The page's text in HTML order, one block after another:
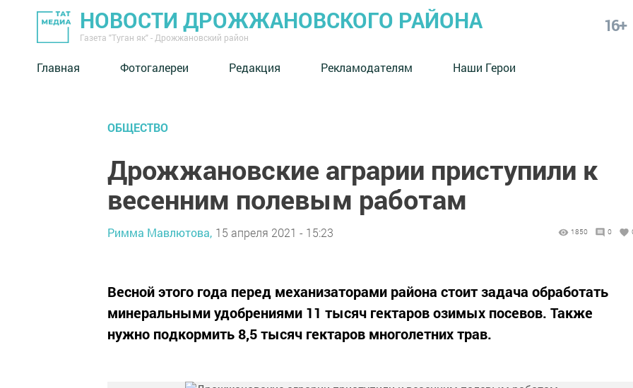
НОВОСТИ ДРОЖЖАНОВСКОГО РАЙОНА
Газета "Туган як" - Дрожжановский район
16+
Главная Фотогалереи Редакция Рекламодателям Наши Герои
ОБЩЕСТВО
Дрожжановские аграрии приступили к
весенним полевым работам
Римма Мавлютова, 15 апреля 2021 - 15:23 1850 0
Весной этого года перед механизаторами района стоит задача обработать
минеральными удобрениями 11 тысяч гектаров озимых посевов. Также
нужно подкормить 8,5 тысяч гектаров многолетних трав.